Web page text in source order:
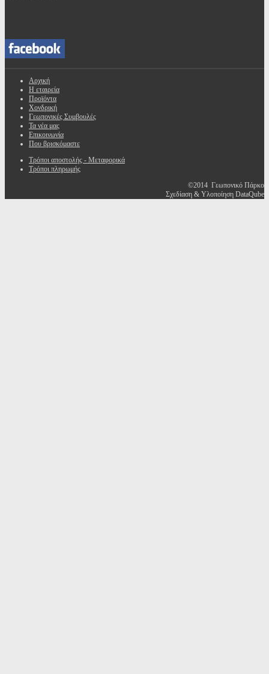
Αρχική
Η εταιρεία
Προϊόντα
Χονδρική
Γεωπονικές Συμβουλές
Τα νέα μας
Επικοινωνία
Που βρισκόμαστε
Τρόποι αποστολής - Μεταφορικά
Τρόποι πληρωμής
©2014 Γεωπονικό Πάρκο
Σχεδίαση & Υλοποίηση DataQube